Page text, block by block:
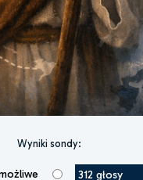
Wyniki sondy:
312 głosy